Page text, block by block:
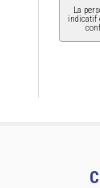
La
indicatif